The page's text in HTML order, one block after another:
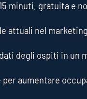
minuti, gratuita e
attuali nel
degli ospiti in un
aumentare